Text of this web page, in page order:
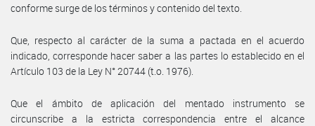
conforme surge de los términos y contenido del texto.
Que, respecto al carácter de la suma a pactada en el acuerdo
indicado, corresponde hacer saber a las partes lo establecido en el
Artículo 103 de la Ley N° 20744 (t.o. 1976).
Que el ámbito de aplicación del mentado instrumento se
circunscribe a la estricta correspondencia entre el alcance